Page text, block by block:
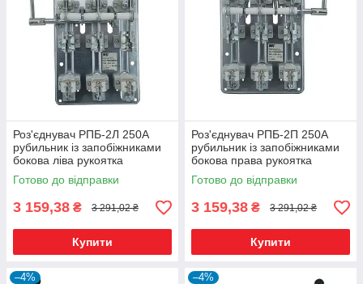
Роз'єднувач РПБ-2Л 250А
рубильник із запобіжниками
бокова ліва рукоятка
Готово до відправки
3 159,38 ₴ 3 291,02 ₴
Купити
Роз'єднувач РПБ-2П 250А
рубильник із запобіжниками
бокова права рукоятка
Готово до відправки
3 159,38 ₴ 3 291,02 ₴
Купити
–4% –4%